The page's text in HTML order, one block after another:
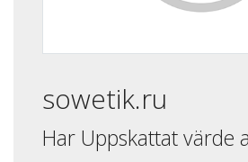
sowetik.ru
Har Uppskattat värde